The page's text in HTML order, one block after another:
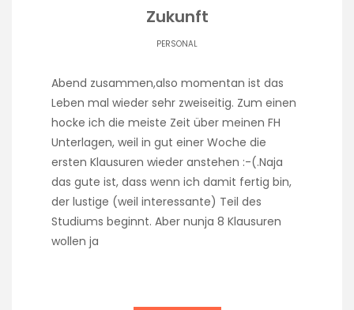
Zukunft
PERSONAL
Abend zusammen,also momentan ist das
Leben mal wieder sehr zweiseitig. Zum einen
hocke ich die meiste Zeit über meinen FH
Unterlagen, weil in gut einer Woche die
ersten Klausuren wieder anstehen :-(.Naja
das gute ist, dass wenn ich damit fertig bin,
der lustige (weil interessante) Teil des
Studiums beginnt. Aber nunja 8 Klausuren
wollen ja